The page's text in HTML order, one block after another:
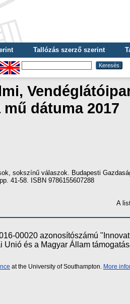
Tallózás szerző szerint
mű dátuma 2017
sokszínű válaszok. Budapesti
41-58. ISBN 9786155607288
A
00020 azonosítószámú
és a Magyar Állam
at the University of Southampton. More